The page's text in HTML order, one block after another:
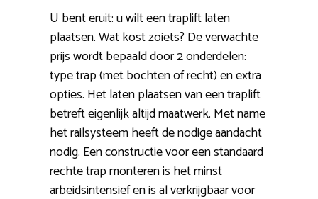
U bent eruit: u wilt een traplift laten
plaatsen. Wat kost zoiets? De verwachte
prijs wordt bepaald door 2 onderdelen:
type trap (met bochten of recht) en extra
opties. Het laten plaatsen van een traplift
betreft eigenlijk altijd maatwerk. Met name
het railsysteem heeft de nodige aandacht
nodig. Een constructie voor een standaard
rechte trap monteren is het minst
arbeidsintensief en is al verkrijgbaar voor